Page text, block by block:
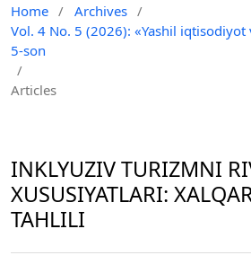
Home / Archives /
Vol. 4 No. 5 (2026): «Yashil
5-son
/
Articles
INKLYUZIV TURIZMNI
XUSUSIYATLARI:
TAHLILI